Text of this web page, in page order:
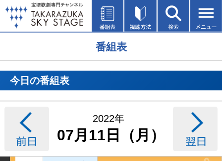
番組表
今日の番組表
2022年
07月11日（月）